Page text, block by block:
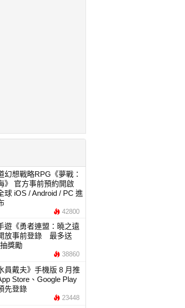
幻想戰略RPG《夢戰：
》 官方事前預約開啟
球 iOS / Android / PC 進
42800
遊《勇者連盟：曉之遠
放事前登錄 最多送
獎勵
38860
員戴夫》手機版 8 月推
Store、Google Play
先登錄
23448